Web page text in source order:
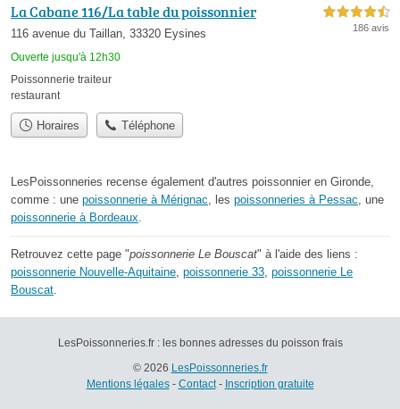
La Cabane 116/La table du poissonnier
116 avenue du Taillan, 33320 Eysines
Ouverte jusqu'à 12h30
4,5 étoiles sur 5
186 avis
Poissonnerie traiteur
restaurant
Horaires Téléphone
LesPoissonneries recense également d'autres poissonnier en Gironde,
comme : une poissonnerie à Mérignac, les poissonneries à Pessac, une
poissonnerie à Bordeaux.
Retrouvez cette page "poissonnerie Le Bouscat" à l'aide des liens :
poissonnerie Nouvelle-Aquitaine, poissonnerie 33, poissonnerie Le
Bouscat.
LesPoissonneries.fr : les bonnes adresses du poisson frais
© 2026 LesPoissonneries.fr
Mentions légales- Contact- Inscription gratuite